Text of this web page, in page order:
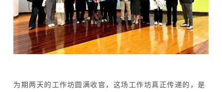
为期两天的工作坊圆满收官，这场工作坊真正传递的，是